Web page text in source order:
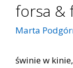
forsa &
Marta
świnie w